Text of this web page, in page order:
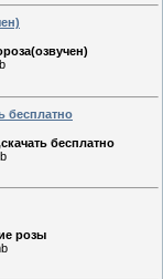
бесплатно
бесплатно
розы